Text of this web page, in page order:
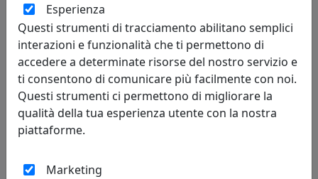
CANDELIERE IN CRISTALLO, OTTAVIANI, COD 800538G
Ottaviani
Esperienza
Questi strumenti di tracciamento abilitano semplici
interazioni e funzionalità che ti permettono di
accedere a determinate risorse del nostro servizio e
ti consentono di comunicare più facilmente con noi.
Questi strumenti ci permettono di migliorare la
qualità della tua esperienza utente con la nostra
piattaforme.
Marketing